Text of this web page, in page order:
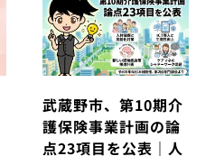
武蔵野市、第10期介
護保険事業計画の論
点23項目を公表｜人